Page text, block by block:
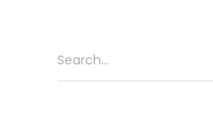
Search...